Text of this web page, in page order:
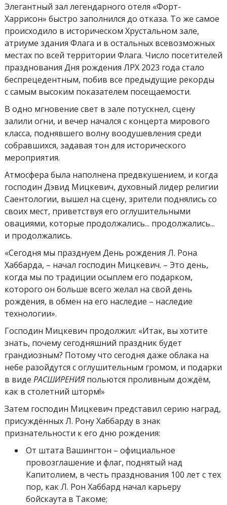
Элегантный зал легендарного отеля «Форт-
Харрисон» быстро заполнился до отказа. То же самое
происходило в историческом Хрустальном зале,
атриуме здания Флага и в остальных всевозможных
местах по всей территории Флага. Число посетителей
празднования Дня рождения ЛРХ 2023 года стало
беспрецедентным, побив все предыдущие рекорды
с самым высоким показателем посещаемости.
В одно мгновение свет в зале потускнел, сцену
залили огни, и вечер начался с концерта мирового
класса, поднявшего волну воодушевления среди
собравшихся, задавая тон для исторического
мероприятия.
Атмосфера была наполнена предвкушением, и когда
господин Дэвид Мицкевич, духовный лидер религии
Саентологии, вышел на сцену, зрители поднялись со
своих мест, приветствуя его оглушительными
овациями, которые продолжались... продолжались...
и продолжались.
«Сегодня мы празднуем День рождения Л. Рона
Хаббарда, – начал господин Мицкевич. – Это день,
когда мы по традиции осыплем его подарком,
которого он больше всего желал на свой день
рождения, в обмен на его наследие – наследие
технологии».
Господин Мицкевич продолжил: «Итак, вы хотите
знать, почему сегодняшний праздник будет
грандиозным? Потому что сегодня даже облака на
небе разойдутся с оглушительным громом, и подарки
в виде РАСШИРЕНИЯпольются проливным дождём,
как в столетний шторм!»
Затем господин Мицкевич представил серию наград,
присуждённых Л. Рону Хаббарду в знак
признательности к его дню рождения:
От штата Вашингтон – официальное
провозглашение и флаг, поднятый над
Капитолием, в честь празднования 100 лет с тех
пор, как Л. Рон Хаббард начал карьеру
бойскаута в Такоме;